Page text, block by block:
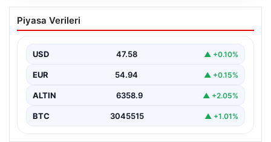
İstanbul’un 8 İlçesinde Geniş Kapsamlı
Su Kesintisi Gerçekleşecek
önemli altyapı yenileme çalışmaları kapsamında şehrin…
Piyasa Verileri
USD 47.58 ▲ +0.10%
EUR 54.94 ▲ +0.15%
ALTIN 6358.9 ▲ +2.05%
BTC 3045515 ▲ +1.01%